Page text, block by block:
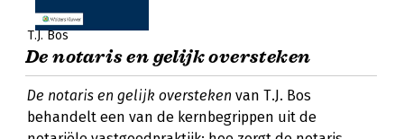
T.J. Bos
De notaris en gelijk oversteken
De notaris en gelijk oversteken van T.J. Bos
behandelt een van de kernbegrippen uit de